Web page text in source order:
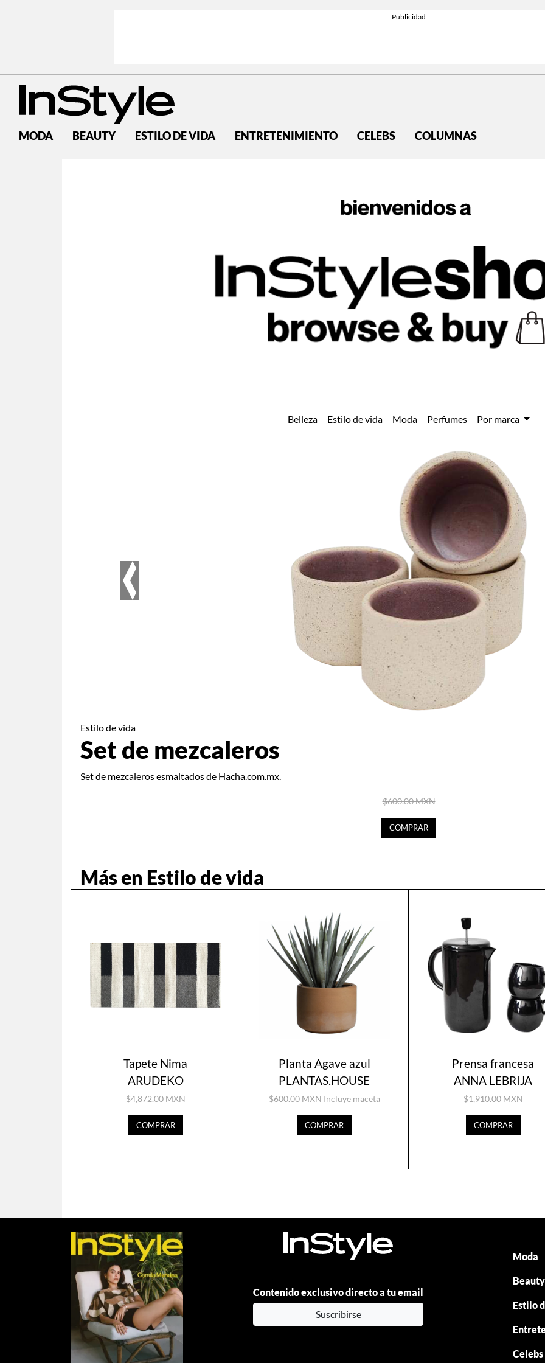
MODA BEAUTY ESTILO DE VIDA ENTRETENIMIENTO CELEBS COLUMNAS
Belleza Estilo de vida Moda Perfumes Por marca
Previous
Estilo de vida
Set de mezcaleros
Set de mezcaleros esmaltados de Hacha.com.mx.
$600.00 MXN
COMPRAR
Más en Estilo de vida
Tapete Nima
ARUDEKO
$4,872.00 MXN
COMPRAR
Planta Agave azul
PLANTAS.HOUSE
$600.00 MXN Incluye maceta
COMPRAR
Prensa francesa
ANNA LEBRIJA
$1,910.00 MXN
COMPRAR
Contenido exclusivo directo a tu email
Suscribirse
Moda
Beauty
Estilo
Celebs